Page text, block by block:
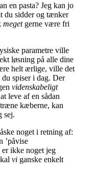
en pasta? Jeg kan jo
du sidder og tænker
megetgerne være fri
parametre ville
løsning på alle dine
helt ærlige, ville det
spiser i dag. Der
videnskabeligt
leve af en sådan
kæberne, kan
sej.
noget i retning af:
’påvise
er ikke noget jeg
vi ganske enkelt